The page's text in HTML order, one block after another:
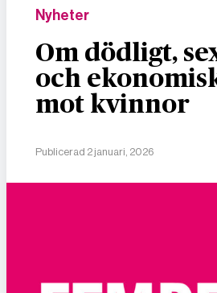
Nyheter
Om dödligt,
och
mot kvinnor
Publicerad 2 januari, 2026